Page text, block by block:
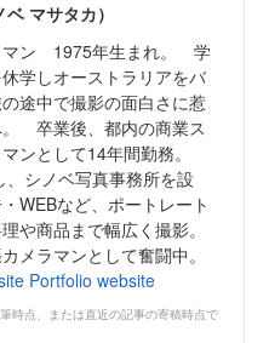
マサタカ）
マン 1975年生まれ。 学
学しオーストラリアをバ
途中で撮影の面白さに惹
卒業後、都内の商業ス
ンとして14年間勤務。
シノベ写真事務所を設
WEBなど、ポートレート
や商品まで幅広く撮影。
メラマンとして奮闘中。
Portfolio website
時点、または直近の記事の寄稿時点で